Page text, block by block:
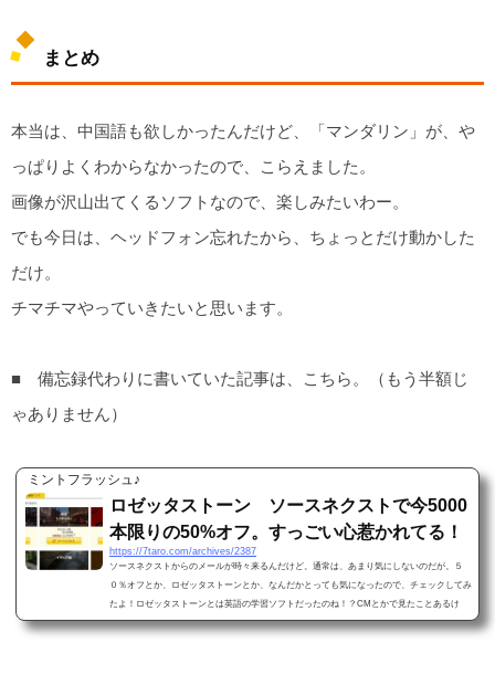
まとめ
本当は、中国語も欲しかったんだけど、「マンダリン」が、や
っぱりよくわからなかったので、こらえました。
画像が沢山出てくるソフトなので、楽しみたいわー。
でも今日は、ヘッドフォン忘れたから、ちょっとだけ動かした
だけ。
チマチマやっていきたいと思います。
■ 備忘録代わりに書いていた記事は、こちら。（もう半額じ
ゃありません）
ミントフラッシュ♪
ロゼッタストーン ソースネクストで今5000
本限りの50%オフ。すっごい心惹かれてる！
https://7taro.com/archives/2387
ソースネクストからのメールが時々来るんだけど。通常は、あまり気にしないのだが。５
０％オフとか、ロゼッタストーンとか、なんだかとっても気になったので、チェックしてみ
たよ！ロゼッタストーンとは英語の学習ソフトだったのね！？CMとかで見たことあるけ
ど、あんまり気にしたことなかったのだけど、学習ソフトだったんだね。知らなかった。し